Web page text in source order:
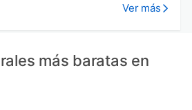
Ver más
más baratas en